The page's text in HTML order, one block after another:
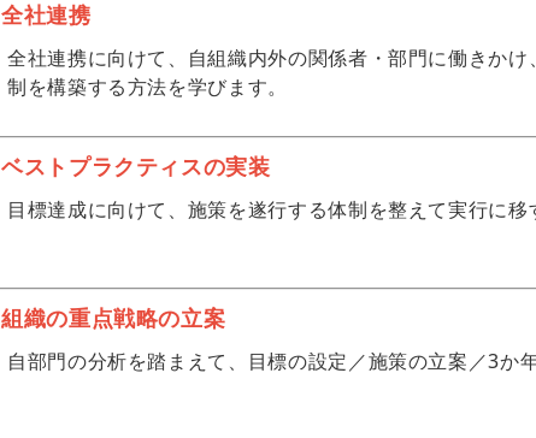
全社連携
全社連携に向けて、自組織内外の関係者・部門に働きか
制を構築する方法を学びます。
ベストプラクティスの実装
目標達成に向けて、施策を遂行する体制を整えて実行に移
組織の重点戦略の立案
自部門の分析を踏まえて、目標の設定／施策の立案／3か